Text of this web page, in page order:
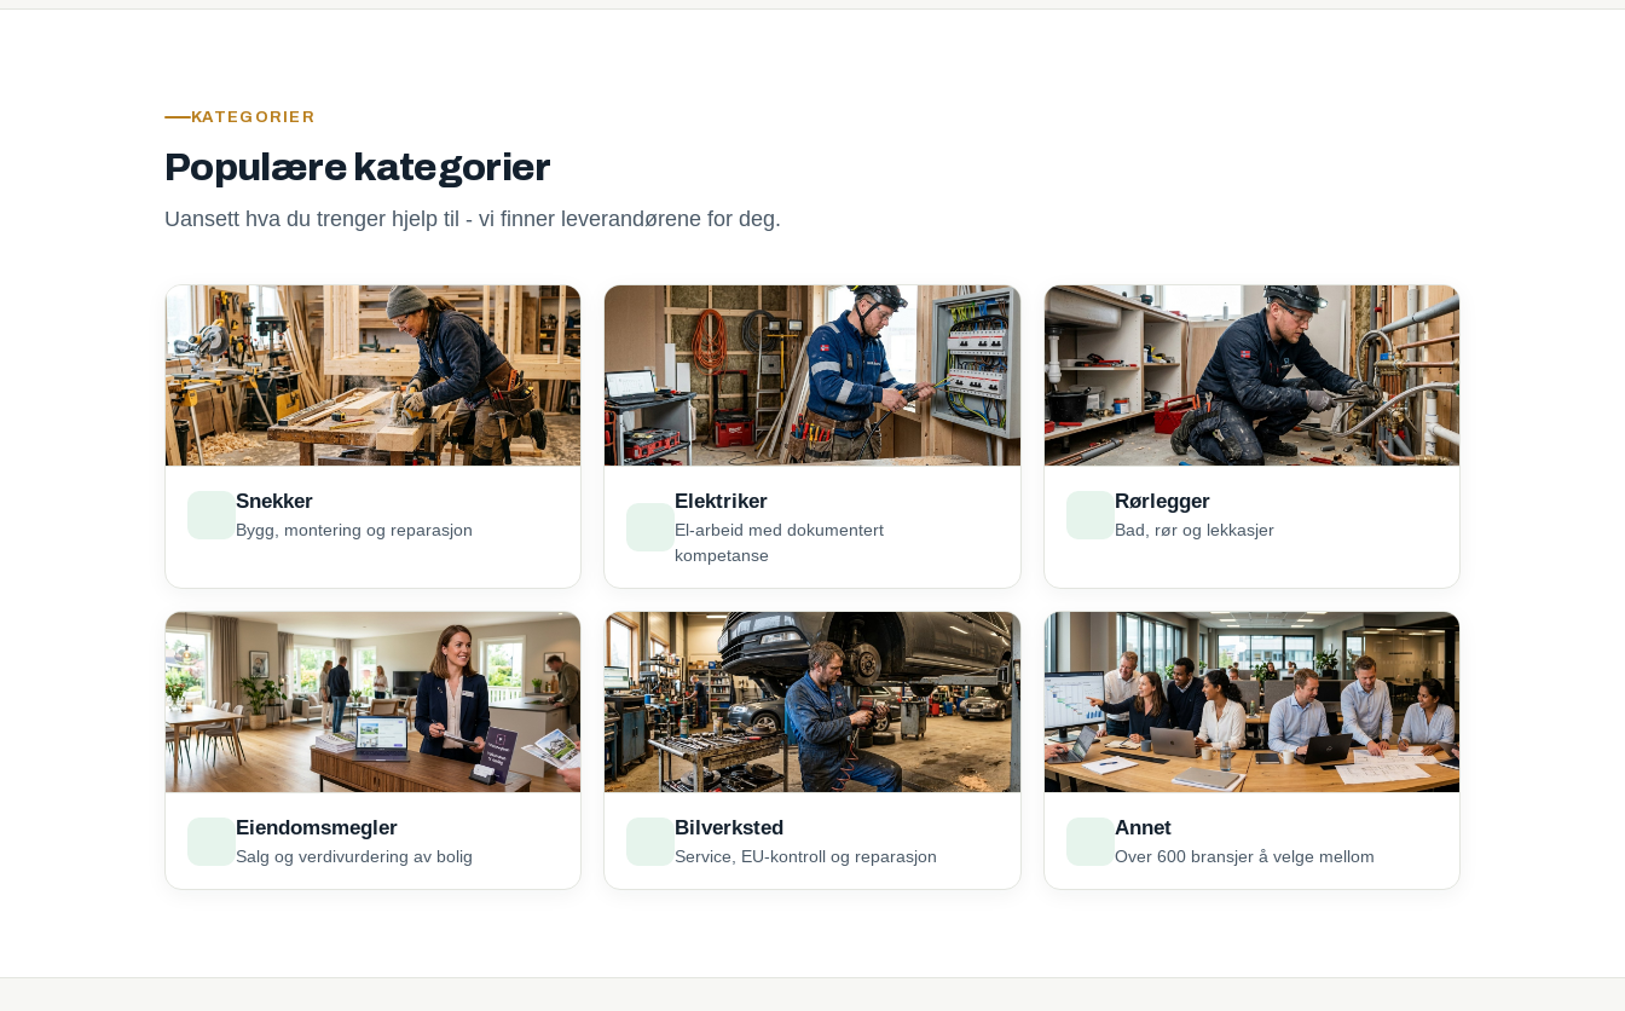
KATEGORIER
Populære kategorier
Uansett hva du trenger hjelp til - vi finner leverandørene for deg.
Snekker
Bygg, montering og reparasjon
Elektriker
El-arbeid med dokumentert
kompetanse
Rørlegger
Bad, rør og lekkasjer
Eiendomsmegler
Salg og verdivurdering av bolig
Bilverksted
Service, EU-kontroll og reparasjon
Annet
Over 600 bransjer å velge mellom